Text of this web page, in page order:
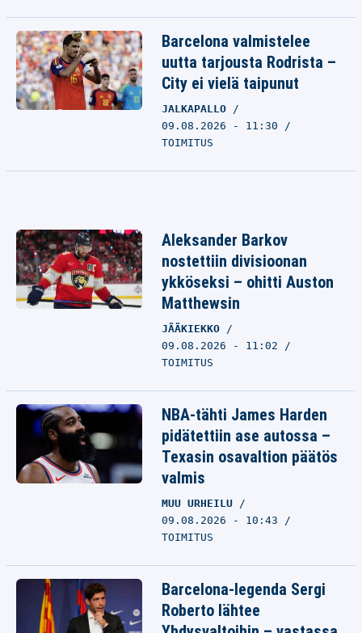
Barcelona valmistelee
uutta tarjousta Rodrista –
City ei vielä taipunut
JALKAPALLO
09.08.2026 - 11:30
TOIMITUS
Aleksander Barkov
nostettiin divisioonan
ykköseksi – ohitti Auston
Matthewsin
JÄÄKIEKKO
09.08.2026 - 11:02
TOIMITUS
NBA-tähti James Harden
pidätettiin ase autossa –
Texasin osavaltion päätös
valmis
MUU URHEILU
09.08.2026 - 10:43
TOIMITUS
Barcelona-legenda Sergi
Roberto lähtee